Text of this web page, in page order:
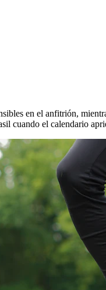
en el anfitrión,
cuando el calendario